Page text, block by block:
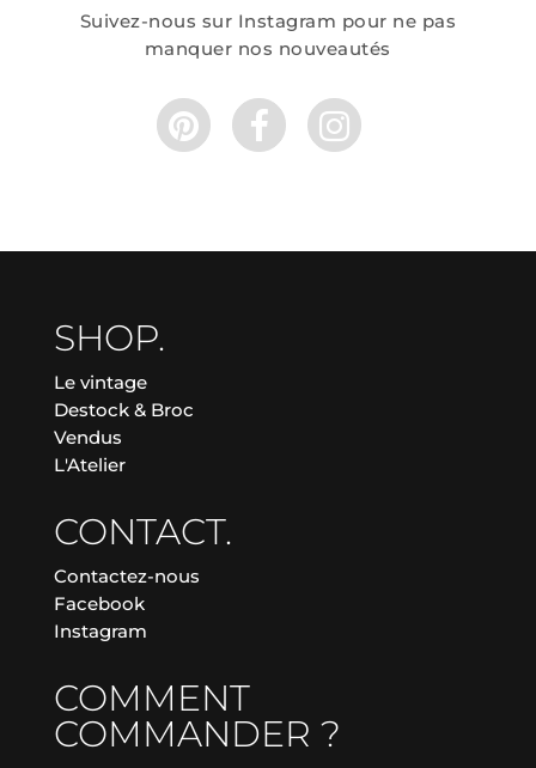
Suivez-nous sur Instagram pour ne pas
manquer nos nouveautés
SHOP.
Le vintage
Destock & Broc
Vendus
L'Atelier
CONTACT.
Contactez-nous
Facebook
Instagram
COMMENT
COMMANDER ?